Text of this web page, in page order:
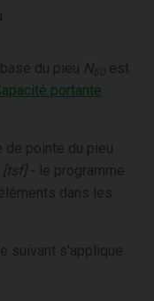
du pieu N60
est
portante
de pointe du pieu
[tsf]- le programme
dans les
suivant s'applique :